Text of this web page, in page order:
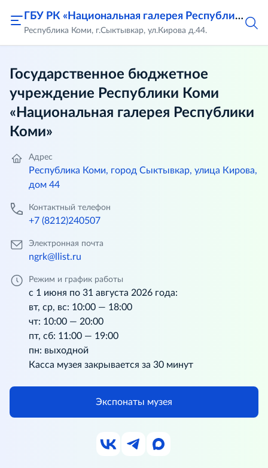
ГБУ РК «Национальная галерея Республики Коми»
Республика Коми, г.Сыктывкар, ул.Кирова д.44.
Государственное бюджетное
учреждение Республики Коми
«Национальная галерея Республики
Коми»
Адрес
Республика Коми, город Сыктывкар, улица Кирова,
дом 44
Контактный телефон
+7 (8212)240507
Электронная почта
ngrk@llist.ru
Режим и график работы
с 1 июня по 31 августа 2026 года:
вт, ср, вс: 10:00 — 18:00
чт: 10:00 — 20:00
пт, сб: 11:00 — 19:00
пн: выходной
Касса музея закрывается за 30 минут
Экспонаты музея